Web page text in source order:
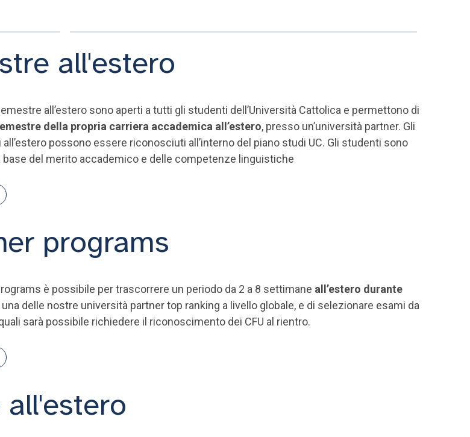
all'estero
all’estero sono aperti a tutti gli studenti dell’Università Cattolica e permettono di
della propria carriera accademica all’estero, presso un’università partner. Gli
possono essere riconosciuti all’interno del piano studi UC. Gli studenti sono
del merito accademico e delle competenze linguistiche
programs
è possibile per trascorrere un periodo da 2 a 8 settimane all’estero durante
delle nostre università partner top ranking a livello globale, e di selezionare esami da
sarà possibile richiedere il riconoscimento dei CFU al rientro.
all'estero